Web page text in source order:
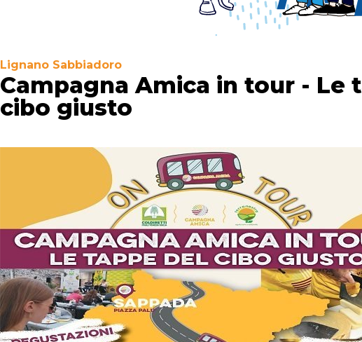
Lignano Sabbiadoro
Campagna Amica in tour - Le
cibo giusto